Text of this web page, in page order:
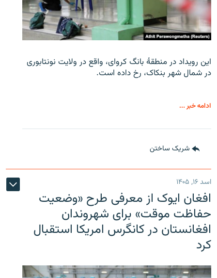
این رویداد در منطقۀ بانگ کروای، واقع در ولایت نونتابوری
در شمال شهر بنکاک، رخ داده است.
ادامه خبر ...
شریک ساختن
اسد ۱۶, ۱۴۰۵
افغان ایوک از معرفی طرح «وضعیت
حفاظت موقت» برای شهروندان
افغانستان در کانگرس امریکا استقبال
کرد